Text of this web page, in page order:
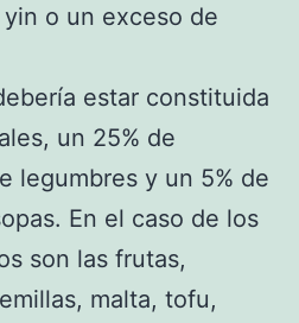
o un exceso de
estar constituida
un 25% de
legumbres y un 5% de
En el caso de los
son las frutas,
malta, tofu,